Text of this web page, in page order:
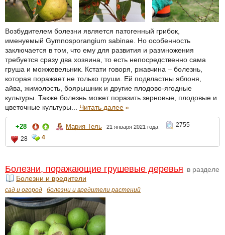
Возбудителем болезни является патогенный грибок,
именуемый Gymnosporangium sabinae. Но особенность
заключается в том, что ему для развития и размножения
требуется сразу два хозяина, то есть непосредственно сама
груша и можжевельник. Кстати говоря, ржавчина – болезнь,
которая поражает не только груши. Ей подвластны яблоня,
айва, жимолость, боярышник и другие плодово-ягодные
культуры. Также болезнь может поразить зерновые, плодовые и
цветочные культуры... Читать далее»
+28 Мария Тель 21 января 2021 года
2755
28
4
Болезни, поражающие грушевые деревья в разделе
Болезни и вредители
сад и огород болезни и вредители растений